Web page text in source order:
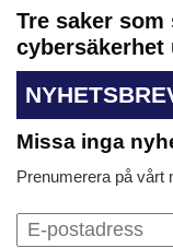
Tre saker
cybersäkerhet
Missa inga
Prenumerera på vårt